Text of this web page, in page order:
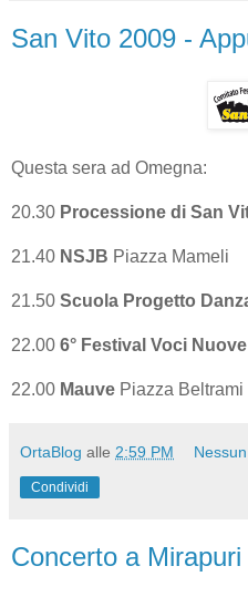
San Vito 2009 -
Questa sera ad Omegna:
20.30 Processione di San
21.40 NSJB Piazza Mameli
21.50 Scuola Progetto
22.00 6° Festival Voci Nuove
22.00 Mauve Piazza Beltrami
OrtaBlog alle 2:59 PM
Condividi
Concerto a Mirapuri